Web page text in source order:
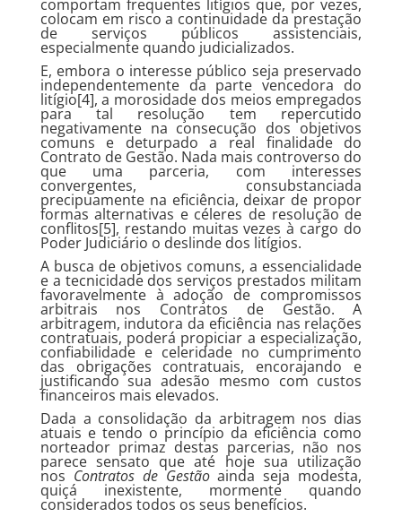
comportam frequentes litígios que, por vezes,
colocam em risco a continuidade da prestação
de serviços públicos assistenciais,
especialmente quando judicializados.
E, embora o interesse público seja preservado
independentemente da parte vencedora do
litígio[4], a morosidade dos meios empregados
para tal resolução tem repercutido
negativamente na consecução dos objetivos
comuns e deturpado a real finalidade do
Contrato de Gestão. Nada mais controverso do
que uma parceria, com interesses
convergentes, consubstanciada
precipuamente na eficiência, deixar de propor
formas alternativas e céleres de resolução de
conflitos[5], restando muitas vezes à cargo do
Poder Judiciário o deslinde dos litígios.
A busca de objetivos comuns, a essencialidade
e a tecnicidade dos serviços prestados militam
favoravelmente à adoção de compromissos
arbitrais nos Contratos de Gestão. A
arbitragem, indutora da eficiência nas relações
contratuais, poderá propiciar a especialização,
confiabilidade e celeridade no cumprimento
das obrigações contratuais, encorajando e
justificando sua adesão mesmo com custos
financeiros mais elevados.
Dada a consolidação da arbitragem nos dias
atuais e tendo o princípio da eficiência como
norteador primaz destas parcerias, não nos
parece sensato que até hoje sua utilização
nos Contratos de Gestãoainda seja modesta,
quiçá inexistente, mormente quando
considerados todos os seus benefícios.